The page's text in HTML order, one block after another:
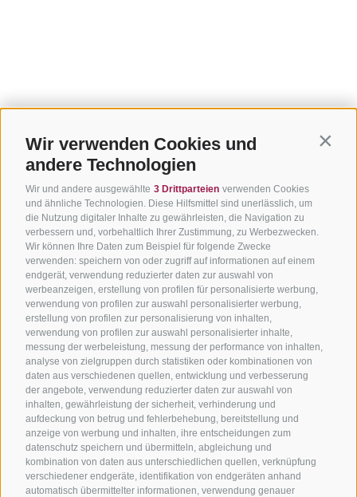
Wir verwenden Cookies und
andere Technologien
Wir und andere ausgewählte 3 Drittparteien verwenden Cookies
und ähnliche Technologien. Diese Hilfsmittel sind unerlässlich, um
die Nutzung digitaler Inhalte zu gewährleisten, die Navigation zu
verbessern und, vorbehaltlich Ihrer Zustimmung, zu Werbezwecken.
Wir können Ihre Daten zum Beispiel für folgende Zwecke
verwenden: speichern von oder zugriff auf informationen auf einem
endgerät, verwendung reduzierter daten zur auswahl von
werbeanzeigen, erstellung von profilen für personalisierte werbung,
verwendung von profilen zur auswahl personalisierter werbung,
erstellung von profilen zur personalisierung von inhalten,
verwendung von profilen zur auswahl personalisierter inhalte,
messung der werbeleistung, messung der performance von inhalten,
analyse von zielgruppen durch statistiken oder kombinationen von
daten aus verschiedenen quellen, entwicklung und verbesserung
der angebote, verwendung reduzierter daten zur auswahl von
inhalten, gewährleistung der sicherheit, verhinderung und
aufdeckung von betrug und fehlerbehebung, bereitstellung und
anzeige von werbung und inhalten, ihre entscheidungen zum
datenschutz speichern und übermitteln, abgleichung und
kombination von daten aus unterschiedlichen quellen, verknüpfung
verschiedener endgeräte, identifikation von endgeräten anhand
automatisch übermittelter informationen, verwendung genauer